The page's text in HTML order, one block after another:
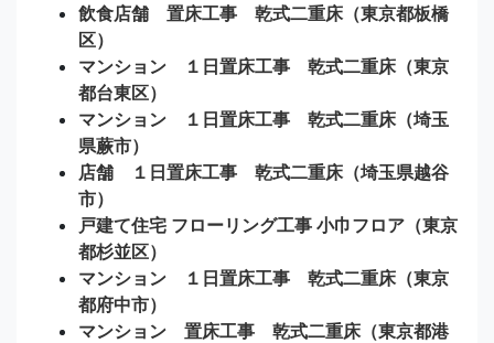
飲食店舗 置床工事 乾式二重床（東京都板橋
区）
マンション １日置床工事 乾式二重床（東京
都台東区）
マンション １日置床工事 乾式二重床（埼玉
県蕨市）
店舗 １日置床工事 乾式二重床（埼玉県越谷
市）
戸建て住宅 フローリング工事 小巾フロア（東京
都杉並区）
マンション １日置床工事 乾式二重床（東京
都府中市）
マンション 置床工事 乾式二重床（東京都港